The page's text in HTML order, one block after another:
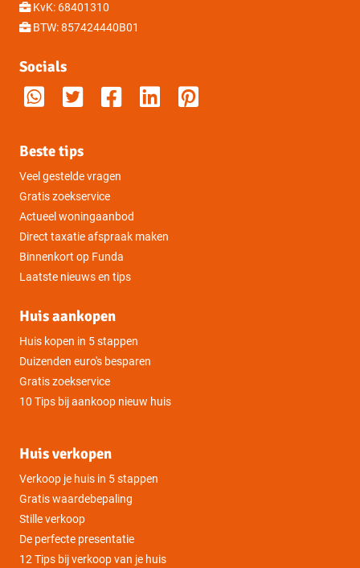
KvK: 68401310
BTW: 857424440B01
Socials
Beste tips
Veel gestelde vragen
Gratis zoekservice
Actueel woningaanbod
Direct taxatie afspraak maken
Binnenkort op Funda
Laatste nieuws en tips
Huis aankopen
Huis kopen in 5 stappen
Duizenden euro's besparen
Gratis zoekservice
10 Tips bij aankoop nieuw huis
Huis verkopen
Verkoop je huis in 5 stappen
Gratis waardebepaling
Stille verkoop
De perfecte presentatie
12 Tips bij verkoop van je huis